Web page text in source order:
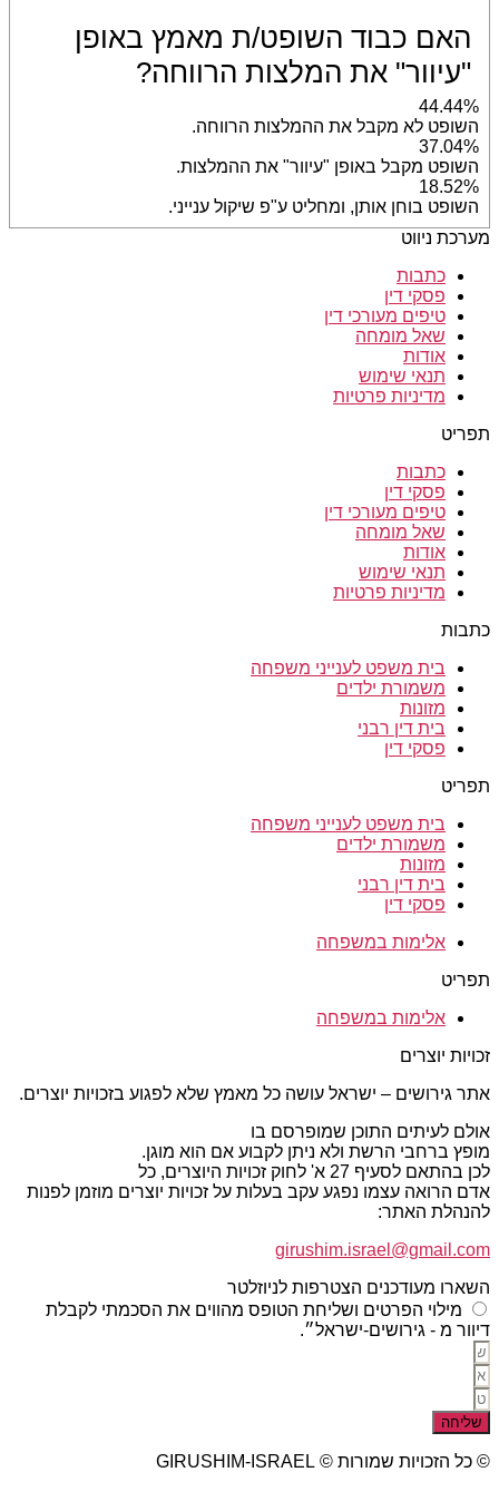
האם כבוד השופט/ת מאמץ באופן
"עיוור" את המלצות הרווחה?
44.44%
השופט לא מקבל את ההמלצות הרווחה.
37.04%
השופט מקבל באופן "עיוור" את ההמלצות.
18.52%
השופט בוחן אותן, ומחליט ע"פ שיקול ענייני.
מערכת ניווט
כתבות
פסקי דין
טיפים מעורכי דין
שאל מומחה
אודות
תנאי שימוש
מדיניות פרטיות
תפריט
כתבות
פסקי דין
טיפים מעורכי דין
שאל מומחה
אודות
תנאי שימוש
מדיניות פרטיות
כתבות
בית משפט לענייני משפחה
משמורת ילדים
מזונות
בית דין רבני
פסקי דין
תפריט
בית משפט לענייני משפחה
משמורת ילדים
מזונות
בית דין רבני
פסקי דין
אלימות במשפחה
תפריט
אלימות במשפחה
זכויות יוצרים
אתר גירושים – ישראל עושה כל מאמץ שלא לפגוע בזכויות יוצרים.
אולם לעיתים התוכן שמופרסם בו
מופץ ברחבי הרשת ולא ניתן לקבוע אם הוא מוגן.
לכן בהתאם לסעיף 27 א' לחוק זכויות היוצרים, כל
אדם הרואה עצמו נפגע עקב בעלות על זכויות יוצרים מוזמן לפנות
להנהלת האתר:
girushim.israel@gmail.com
השארו מעודכנים הצטרפות לניוזלטר
מילוי הפרטים ושליחת הטופס מהווים את הסכמתי לקבלת
דיוור מ - גירושים-ישראל״.
שליחה
© כל הזכויות שמורות © GIRUSHIM-ISRAEL